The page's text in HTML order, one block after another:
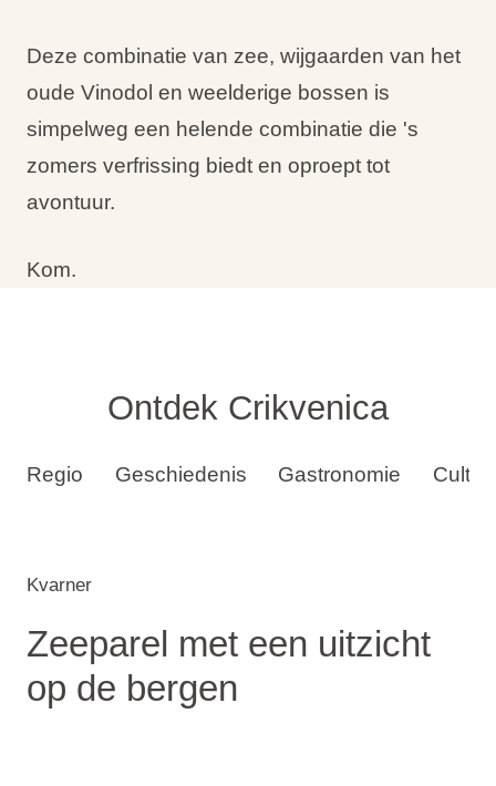
Deze combinatie van zee, wijgaarden van het
oude Vinodol en weelderige bossen is
simpelweg een helende combinatie die 's
zomers verfrissing biedt en oproept tot
avontuur.
Kom.
Ontdek Crikvenica
Regio Geschiedenis Gastronomie
Kvarner
Zeeparel met een uitzicht
op de bergen